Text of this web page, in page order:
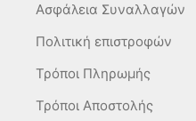
Ασφάλεια Συναλλαγών
Πολιτική επιστροφών
Τρόποι Πληρωμής
Τρόποι Αποστολής